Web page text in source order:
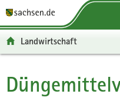
t
ü
t
n
p
n
t
-
Landwirtschaft
Hauptinhalt